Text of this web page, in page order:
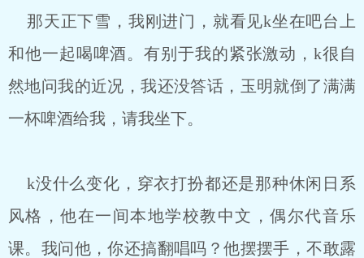
那天正下雪，我刚进门，就看见k坐在吧台上
和他一起喝啤酒。有别于我的紧张激动，k很自
然地问我的近况，我还没答话，玉明就倒了满满
一杯啤酒给我，请我坐下。
k没什么变化，穿衣打扮都还是那种休闲日系
风格，他在一间本地学校教中文，偶尔代音乐
课。我问他，你还搞翻唱吗？他摆摆手，不敢露